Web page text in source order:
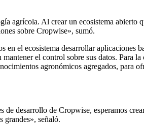
agrícola. Al crear un ecosistema abierto
sobre Cropwise», sumó.
el ecosistema desarrollar aplicaciones
el control sobre sus datos. Para
agronómicos agregados, para
desarrollo de Cropwise, esperamos
grandes», señaló.